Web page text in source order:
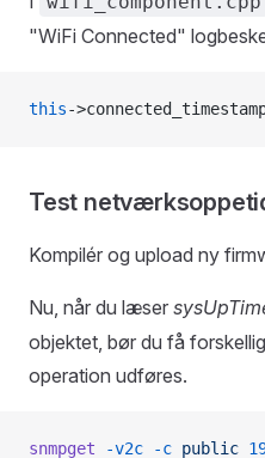
"WiFi Connected"
this-
Test
Kompilér og upload ny
Nu, når du læser
objektet, bør du få
operation udføres.
snmpget -v2c -c public